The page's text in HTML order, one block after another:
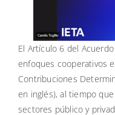
El Artículo 6 del
enfoques cooperativos
Contribuciones
en inglés), al tiempo
sectores público y